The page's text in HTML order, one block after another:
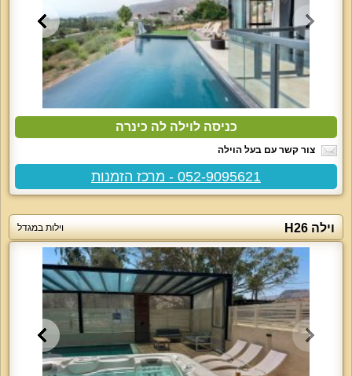
כניסה לוילה לה כינרה
צור קשר עם בעל הוילה
052-9095621 - מרכז הזמנות
וילה H26 וילות במגדל